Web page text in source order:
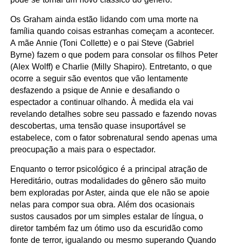
Os Graham ainda estão lidando com uma morte na
família quando coisas estranhas começam a acontecer.
A mãe Annie (Toni Collette) e o pai Steve (Gabriel
Byrne) fazem o que podem para consolar os filhos Peter
(Alex Wolff) e Charlie (Milly Shapiro). Entretanto, o que
ocorre a seguir são eventos que vão lentamente
desfazendo a psique de Annie e desafiando o
espectador a continuar olhando. À medida ela vai
revelando detalhes sobre seu passado e fazendo novas
descobertas, uma tensão quase insuportável se
estabelece, com o fator sobrenatural sendo apenas uma
preocupação a mais para o espectador.
Enquanto o terror psicológico é a principal atração de
Hereditário, outras modalidades do gênero são muito
bem exploradas por Aster, ainda que ele não se apoie
nelas para compor sua obra. Além dos ocasionais
sustos causados por um simples estalar de língua, o
diretor também faz um ótimo uso da escuridão como
fonte de terror, igualando ou mesmo superando Quando